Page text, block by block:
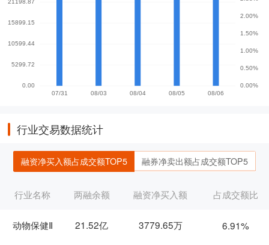
行业交易数据统计
融资净买入额占成交额TOP5 融券净卖出额占成交额TOP5
行业名称 两融余额 融资净买入额 占成交额比
动物保健Ⅱ 21.52亿 3779.65万 6.91%